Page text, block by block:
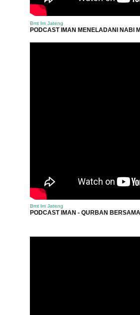
Bmt Im Jateng
PODCAST IMAN MENELADANI NABI
PODCAST IMAN - QURBAN
Bmt Im Jateng